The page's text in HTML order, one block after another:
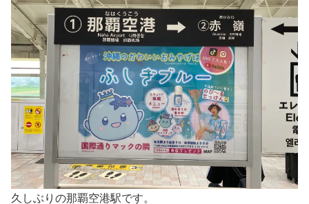
久しぶりの那覇空港駅です。